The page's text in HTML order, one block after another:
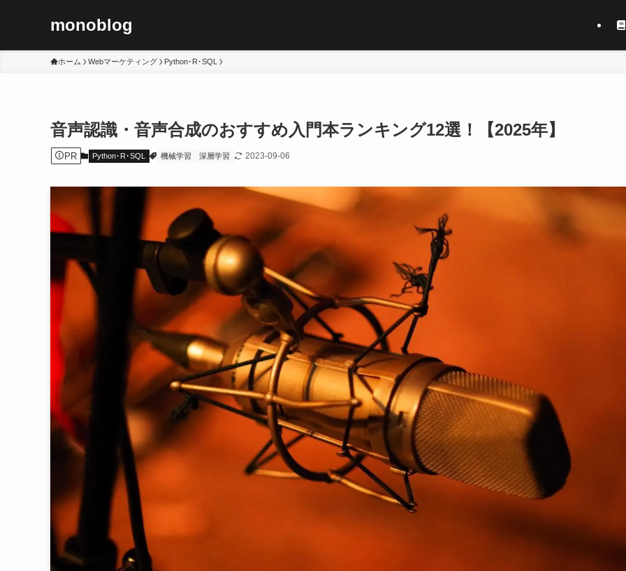
monoblog
ホーム Webマーケティング Python･R･SQL
音声認識・音声合成のおすすめ入門本ランキング12選！【2025年】
PR Python･R･SQL 機械学習 深層学習 2023-09-06